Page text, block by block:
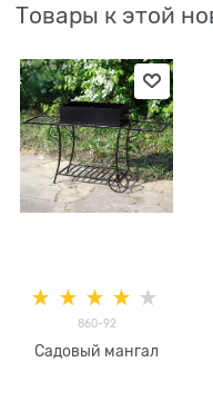
Товары к этой
860-92
Садовый мангал